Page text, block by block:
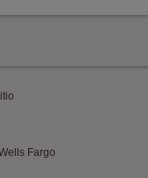
Fargo